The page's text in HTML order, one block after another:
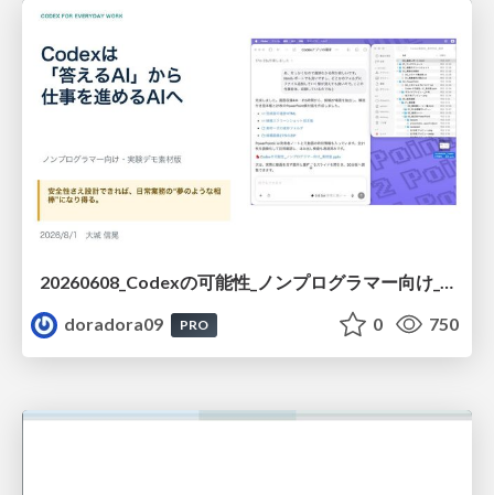
20260608_Codexの可能性_ノンプログラマー向け_大城追記
doradora09
PRO 0 750